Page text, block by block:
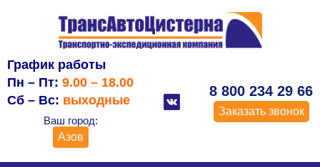
График работы
Пн – Пт: 9.00 – 18.00
Сб – Вс: выходные
Ваш город:
Азов
8 800 234 29 66
Заказать звонок